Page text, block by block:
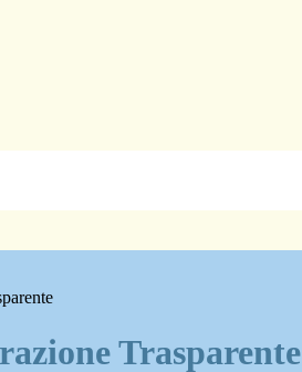
Trasparente